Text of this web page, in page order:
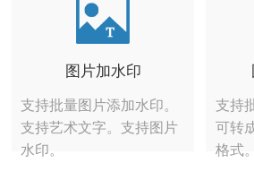
图片加水印
支持批量图片添加水印。
支持艺术文字。支持图片
水印。
支持
可转
格式。